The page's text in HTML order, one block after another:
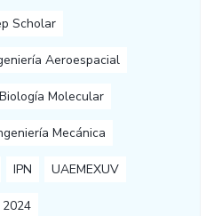
Scholar
Aeroespacial
Biología Molecular
Mecánica
IPN UAEMEXUV